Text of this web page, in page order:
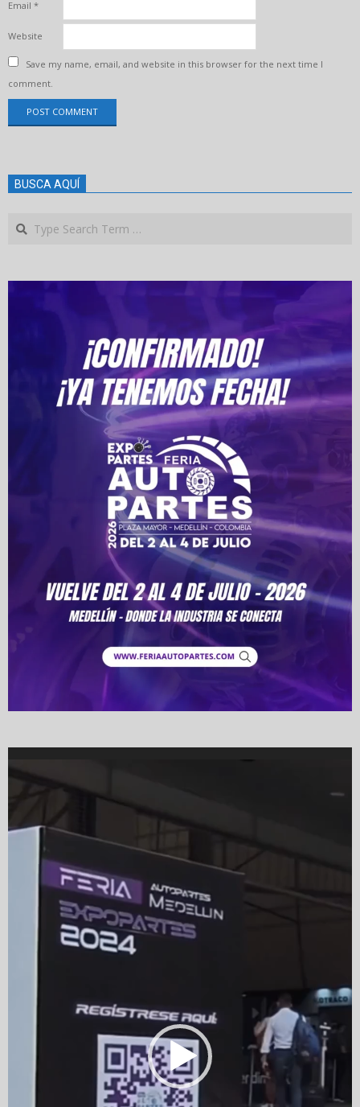
Email *
Website
Save my name, email, and website in this browser for the next time I
comment.
BUSCA AQUÍ
Search
Player